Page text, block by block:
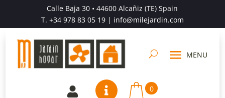
Calle Baja 30 • 44600 Alcañiz (TE) Spain
T. +34 978 83 05 19| info@milejardin.com
  0